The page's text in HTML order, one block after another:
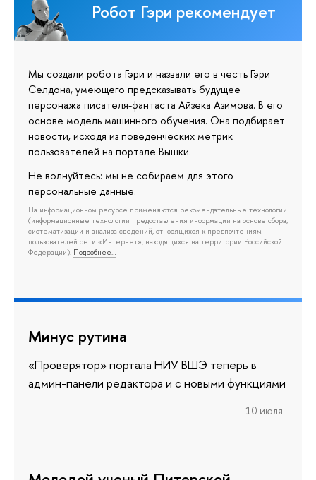
Робот Гэри рекомендует
Мы создали робота Гэри и назвали его в честь Гэри
Селдона, умеющего предсказывать будущее
персонажа писателя-фантаста Айзека Азимова. В его
основе модель машинного обучения. Она подбирает
новости, исходя из поведенческих метрик
пользователей на портале Вышки.
Не волнуйтесь: мы не собираем для этого
персональные данные.
На информационном ресурсе применяются рекомендательные технологии
(информационные технологии предоставления информации на основе сбора,
систематизации и анализа сведений, относящихся к предпочтениям
пользователей сети «Интернет», находящихся на территории Российской
Федерации). Подробнее…
Минус рутина
«Проверятор» портала НИУ ВШЭ теперь в
админ-панели редактора и с новыми функциями
10 июля